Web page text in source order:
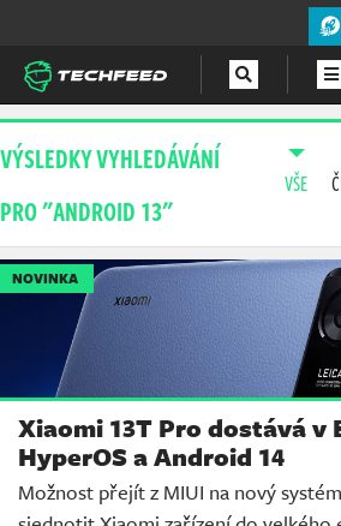
Magazín
Videa
Soutěže
VÝSLEDKY VYHLEDÁVÁNÍ
PRO "ANDROID 13"
VŠE
NOVINKA
Xiaomi 13T Pro dostává v
HyperOS a Android 14
Možnost přejít z MIUI na nový